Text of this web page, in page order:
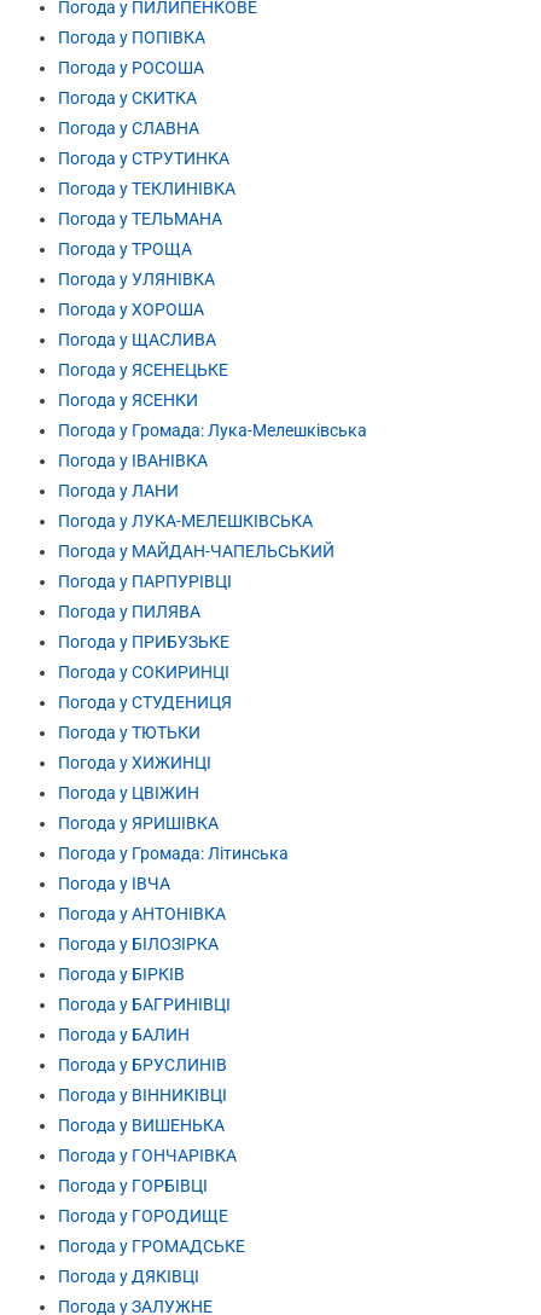
Погода у ПИЛИПЕНКОВЕ
Погода у ПОПІВКА
Погода у РОСОША
Погода у СКИТКА
Погода у СЛАВНА
Погода у СТРУТИНКА
Погода у ТЕКЛИНІВКА
Погода у ТЕЛЬМАНА
Погода у ТРОЩА
Погода у УЛЯНІВКА
Погода у ХОРОША
Погода у ЩАСЛИВА
Погода у ЯСЕНЕЦЬКЕ
Погода у ЯСЕНКИ
Погода у Громада: Лука-Мелешківська
Погода у ІВАНІВКА
Погода у ЛАНИ
Погода у ЛУКА-МЕЛЕШКІВСЬКА
Погода у МАЙДАН-ЧАПЕЛЬСЬКИЙ
Погода у ПАРПУРІВЦІ
Погода у ПИЛЯВА
Погода у ПРИБУЗЬКЕ
Погода у СОКИРИНЦІ
Погода у СТУДЕНИЦЯ
Погода у ТЮТЬКИ
Погода у ХИЖИНЦІ
Погода у ЦВІЖИН
Погода у ЯРИШІВКА
Погода у Громада: Літинська
Погода у ІВЧА
Погода у АНТОНІВКА
Погода у БІЛОЗІРКА
Погода у БІРКІВ
Погода у БАГРИНІВЦІ
Погода у БАЛИН
Погода у БРУСЛИНІВ
Погода у ВІННИКІВЦІ
Погода у ВИШЕНЬКА
Погода у ГОНЧАРІВКА
Погода у ГОРБІВЦІ
Погода у ГОРОДИЩЕ
Погода у ГРОМАДСЬКЕ
Погода у ДЯКІВЦІ
Погода у ЗАЛУЖНЕ